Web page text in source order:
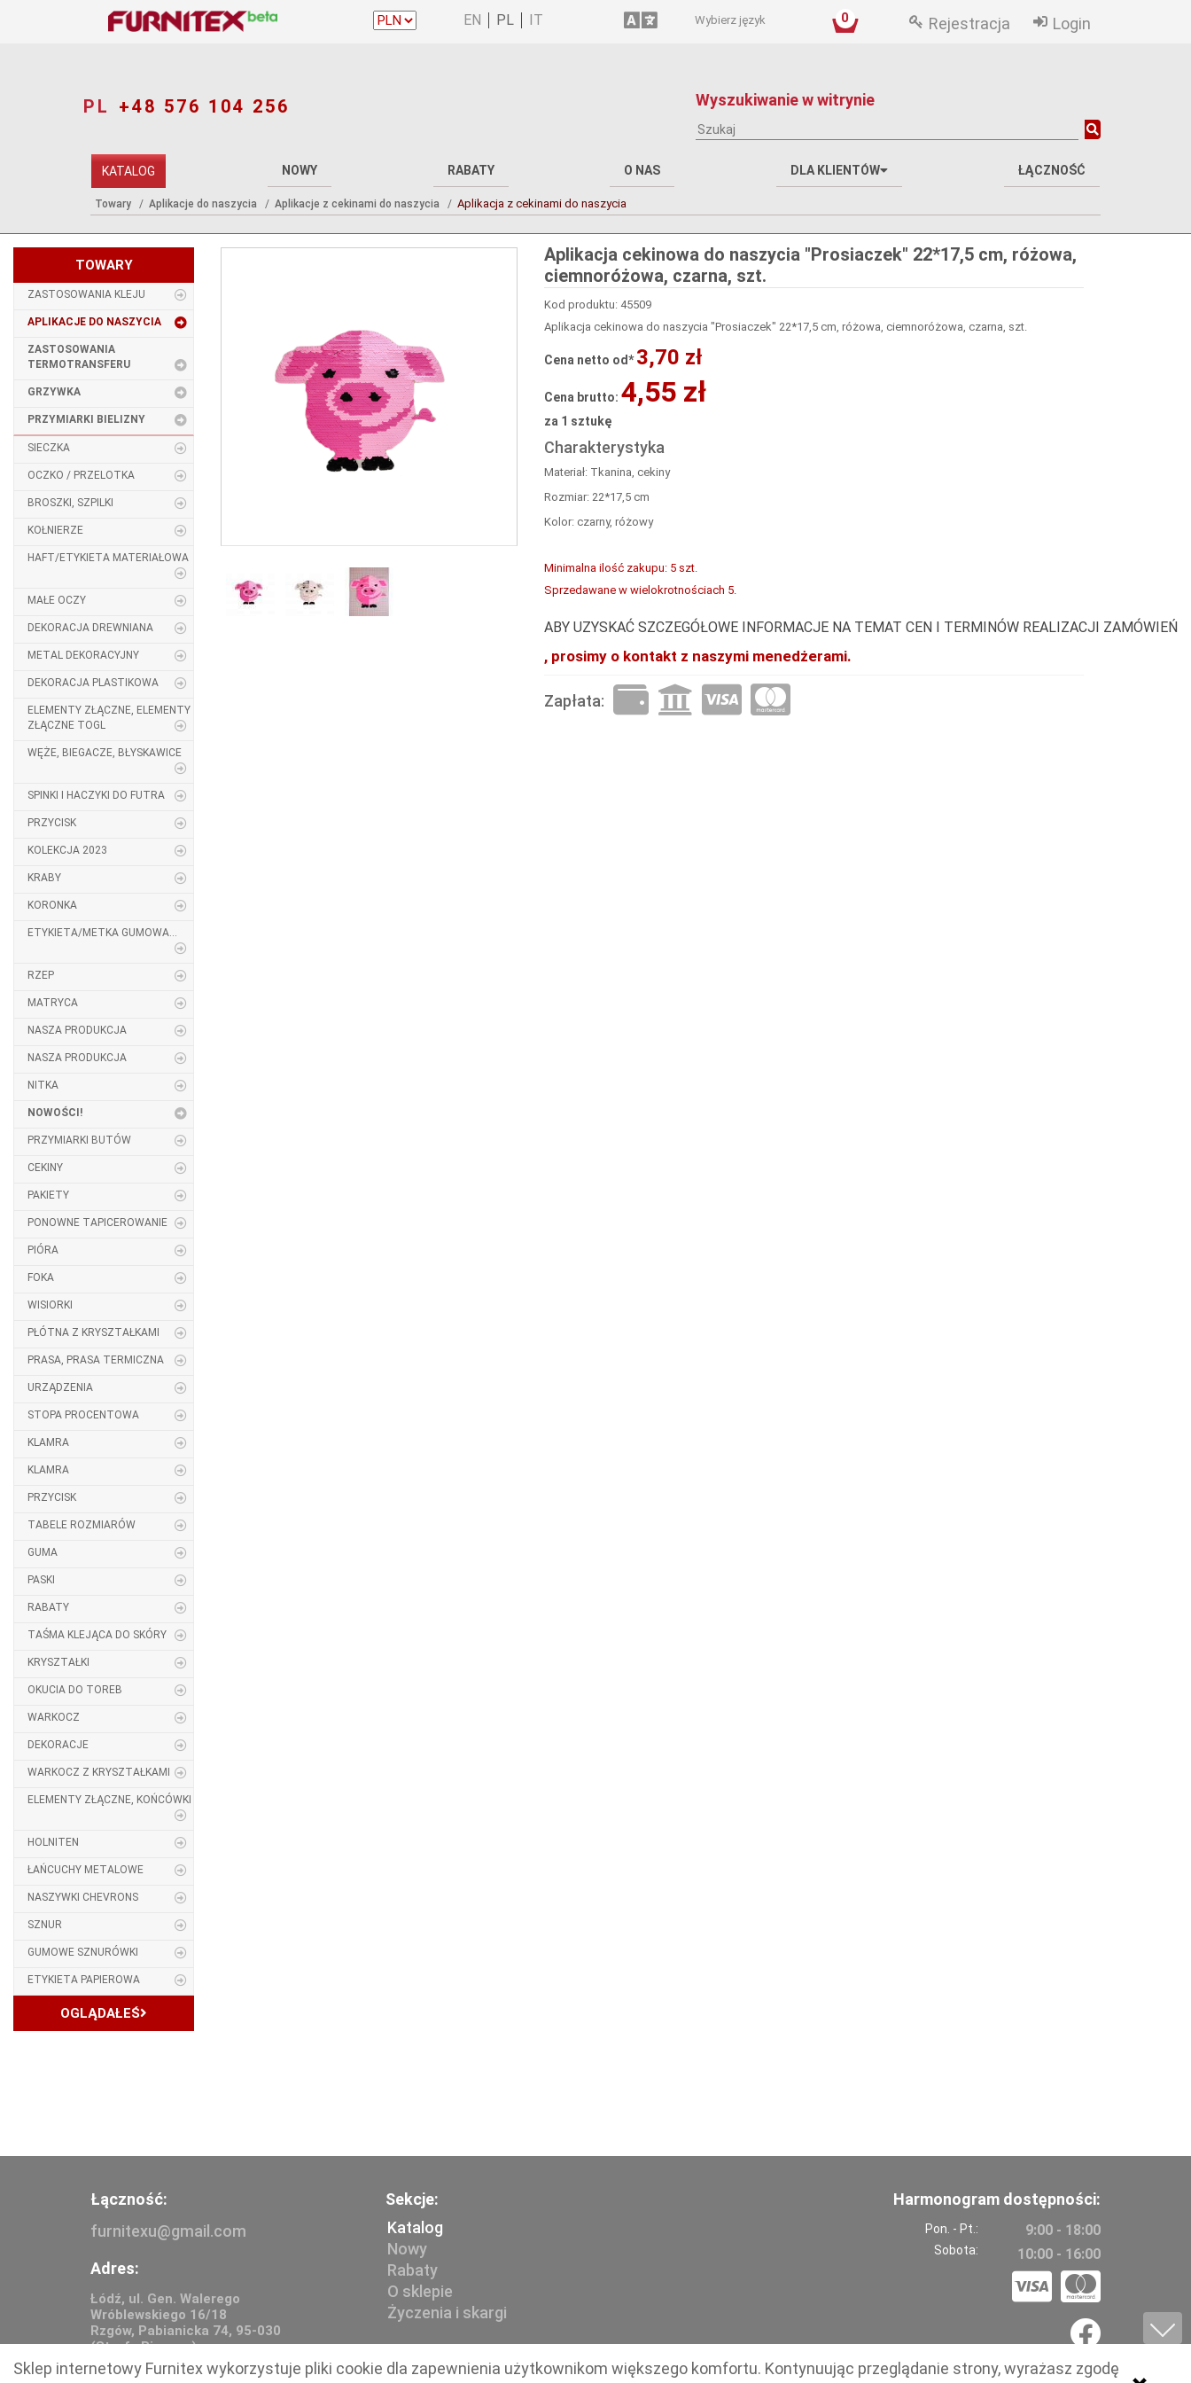
Rejestracja Login
0
Wybierz język
PL +48 576 104 256 Wyszukiwanie w witrynie
KATALOG NOWY RABATY O NAS DLA KLIENTÓW ŁĄCZNOŚĆ
Towary Aplikacje do naszycia Aplikacje z cekinami do naszycia Aplikacja z cekinami do naszycia
TOWARY
ZASTOSOWANIA KLEJU
APLIKACJE DO NASZYCIA
ZASTOSOWANIA
TERMOTRANSFERU
GRZYWKA
PRZYMIARKI BIELIZNY
SIECZKA
OCZKO / PRZELOTKA
BROSZKI, SZPILKI
KOŁNIERZE
HAFT/ETYKIETA MATERIAŁOWA
MAŁE OCZY
DEKORACJA DREWNIANA
METAL DEKORACYJNY
DEKORACJA PLASTIKOWA
ELEMENTY ZŁĄCZNE, ELEMENTY
ZŁĄCZNE TOGL
WĘŻE, BIEGACZE, BŁYSKAWICE
SPINKI I HACZYKI DO FUTRA
PRZYCISK
KOLEKCJA 2023
KRABY
KORONKA
ETYKIETA/METKA GUMOWA...
RZEP
MATRYCA
NASZA PRODUKCJA
NASZA PRODUKCJA
NITKA
NOWOŚCI!
PRZYMIARKI BUTÓW
CEKINY
PAKIETY
PONOWNE TAPICEROWANIE
PIÓRA
FOKA
WISIORKI
PŁÓTNA Z KRYSZTAŁKAMI
PRASA, PRASA TERMICZNA
URZĄDZENIA
STOPA PROCENTOWA
KLAMRA
KLAMRA
PRZYCISK
TABELE ROZMIARÓW
GUMA
PASKI
RABATY
TAŚMA KLEJĄCA DO SKÓRY
KRYSZTAŁKI
OKUCIA DO TOREB
WARKOCZ
DEKORACJE
WARKOCZ Z KRYSZTAŁKAMI
ELEMENTY ZŁĄCZNE, KOŃCÓWKI
HOLNITEN
ŁAŃCUCHY METALOWE
NASZYWKI CHEVRONS
SZNUR
GUMOWE SZNURÓWKI
ETYKIETA PAPIEROWA
OGLĄDAŁEŚ
Aplikacja cekinowa do naszycia "Prosiaczek" 22*17,5 cm, różowa,
ciemnoróżowa, czarna, szt.
Kod produktu: 45509
Aplikacja cekinowa do naszycia "Prosiaczek" 22*17,5 cm, różowa, ciemnoróżowa, czarna, szt.
Cena netto od*3,70 zł
Cena brutto: 4,55 zł
za 1 sztukę
Charakterystyka
Materiał: Tkanina, cekiny
Rozmiar: 22*17,5 cm
Kolor: czarny, różowy
Minimalna ilość zakupu: 5 szt.
Sprzedawane w wielokrotnościach 5.
ABY UZYSKAĆ SZCZEGÓŁOWE INFORMACJE NA TEMAT CEN I TERMINÓW REALIZACJI ZAMÓWIEŃ
, prosimy o kontakt z naszymi menedżerami.
Zapłata:
Łączność:
furnitexu@gmail.com
Adres:
Łódź, ul. Gen. Walerego
Wróblewskiego 16/18
Rzgów, Pabianicka 74, 95-030
(Strefa Biznesu)
Sekcje:
Katalog
Nowy
Rabaty
O sklepie
Życzenia i skargi
Harmonogram dostępności:
Pon. - Pt.:
Sobota:
9:00 - 18:00
10:00 - 16:00
Sklep internetowy Furnitex wykorzystuje pliki cookie dla zapewnienia użytkownikom większego komfortu. Kontynuując przeglądanie strony, wyrażasz zgodę